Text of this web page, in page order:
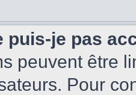
puis-je pas
peuvent être
Pour